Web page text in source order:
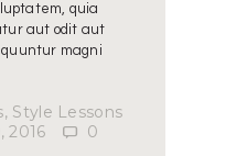
quia
aut odit aut
magni
, Style Lessons
2016
0